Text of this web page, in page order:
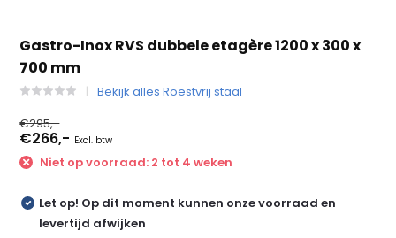
Gastro-Inox RVS dubbele etagère 1200 x 300 x
700 mm
Bekijk alles Roestvrij staal
€295,-
€266,- Excl. btw
Niet op voorraad: 2 tot 4 weken
Let op! Op dit moment kunnen onze voorraad en
levertijd afwijken